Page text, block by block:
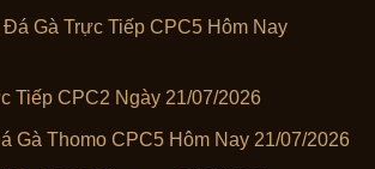
Gà Trực Tiếp CPC5 Hôm Nay
Tiếp CPC2 Ngày 21/07/2026
Gà Thomo CPC5 Hôm Nay 21/07/2026